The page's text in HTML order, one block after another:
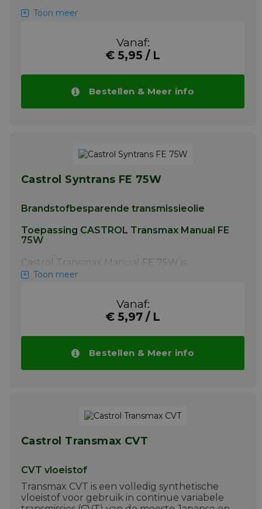
Dit product is bovendien geschikt voor
waar het gebruik van elke Dexron-
specificatie of Mercon LV vloeistof is
Meer info
Toon meer
Vanaf:
€ 5,95 / L
Bestellen & Meer info
Castrol Syntrans FE 75W
Brandstofbesparende transmissieolie
Toepassing CASTROL Transmax Manual FE
75W
Castrol Transmax Manual FE 75W is
toepasbaar bij o.a.: Ford Focus, C-Max,
Toon meer
Vanaf:
€ 5,97 / L
Bestellen & Meer info
Castrol Transmax CVT
CVT vloeistof
Transmax CVT is een volledig synthetische
vloeistof voor gebruik in continue variabele